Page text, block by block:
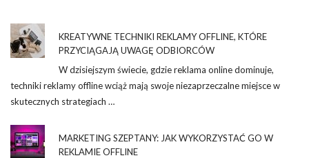
KREATYWNE TECHNIKI REKLAMY OFFLINE, KTÓRE
PRZYCIĄGAJĄ UWAGĘ ODBIORCÓW
W dzisiejszym świecie, gdzie reklama online dominuje,
techniki reklamy offline wciąż mają swoje niezaprzeczalne miejsce w
skutecznych strategiach …
MARKETING SZEPTANY: JAK WYKORZYSTAĆ GO W
REKLAMIE OFFLINE